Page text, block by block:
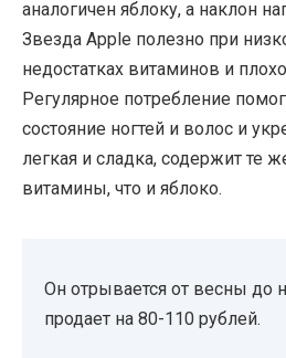
аналогичен яблоку, а наклон
Звезда Apple полезно при
недостатках витаминов и
Регулярное потребление
состояние ногтей и волос и
легкая и сладка, содержит те
витамины, что и яблоко.
Он отрывается от весны до
продает на 80-110 рублей.